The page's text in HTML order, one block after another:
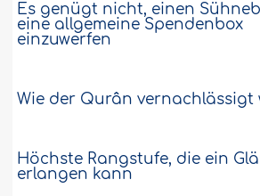
Es genügt nicht, einen
eine allgemeine Spendenbox
einzuwerfen
Wie der Qurân vernachlässigt
Höchste Rangstufe, die ein
erlangen kann